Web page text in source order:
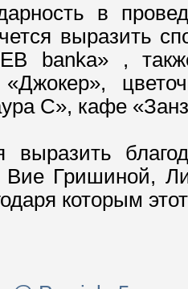
в
выразить
banka» ,
«Джокер»,
С», кафе
выразить
Гришиной,
которым